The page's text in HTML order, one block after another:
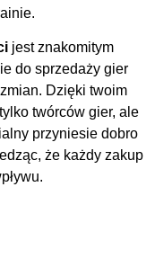
jest znakomitym
do sprzedaży gier
Dzięki twoim
twórców gier, ale
przyniesie dobro
że każdy zakup